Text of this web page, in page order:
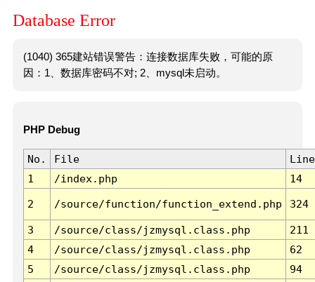
Database Error
(1040) 365建站错误警告：连接数据库失败，可能的原
因：1、数据库密码不对; 2、mysql未启动。
PHP Debug
No. File
Line
1
/index.php 14
2 /source/function/function_extend.php 324
3 /source/class/jzmysql.class.php
211
4
/source/class/jzmysql.class.php
62
5
/source/class/jzmysql.class.php
94